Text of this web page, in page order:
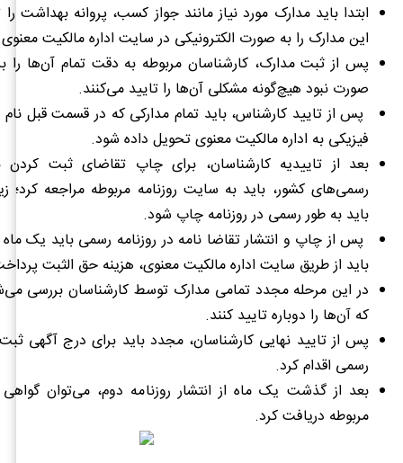
ابتدا باید مدارک مورد نیاز مانند جواز کسب، پروانه بهداشت
این مدارک را به صورت الکترونیکی در سایت اداره مالکیت
پس از ثبت مدارک، کارشناسان مربوطه به دقت تمام آن‌ها را
صورت نبود هیچ‌گونه مشکلی آن‌ها را تایید می‌کنند.
پس از تایید کارشناس، باید تمام مدارکی که در قسمت قبل
فیزیکی به اداره مالکیت معنوی تحویل داده شود.
بعد از تاییدیه کارشناسان، برای چاپ تقاضای ثبت کردن
رسمی‌های کشور، باید به سایت روزنامه مربوطه مراجعه کرد؛
باید به طور رسمی در روزنامه چاپ شود.
پس از چاپ و انتشار تقاضا نامه در روزنامه رسمی باید یک
باید از طریق سایت اداره مالکیت معنوی، هزینه حق الثبت
در این مرحله مجدد تمامی مدارک توسط کارشناسان بررسی
که آن‌ها را دوباره تایید کنند.
پس از تایید نهایی کارشناسان، مجدد باید برای درج آگهی ثبت
رسمی اقدام کرد.
بعد از گذشت یک ماه از انتشار روزنامه دوم، می‌توان گواهی
مربوطه دریافت کرد.